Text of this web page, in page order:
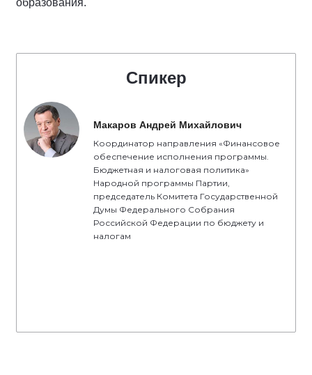
образования.
Спикер
Макаров Андрей Михайлович
Координатор направления «Финансовое
обеспечение исполнения программы.
Бюджетная и налоговая политика»
Народной программы Партии,
председатель Комитета Государственной
Думы Федерального Собрания
Российской Федерации по бюджету и
налогам